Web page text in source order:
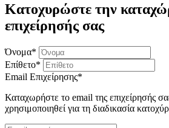
Κατοχυρώστε την
επιχείρησής σας
Όνομα*
Επίθετο*
Email Επιχείρησης*
Καταχωρήστε το email της επιχείρησής
χρησιμοποιηθεί για τη διαδικασία